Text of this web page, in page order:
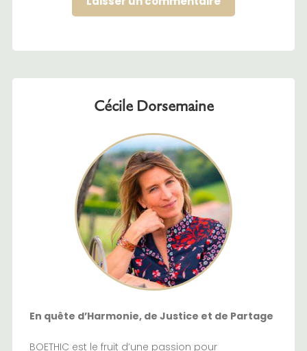
Cécile Dorsemaine
En quête d’Harmonie, de Justice et de Partage
BOETHIC est le fruit d’une passion pour